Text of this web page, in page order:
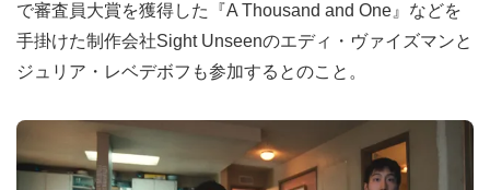
で審査員大賞を獲得した『A Thousand and One』などを
手掛けた制作会社Sight Unseenのエディ・ヴァイズマンと
ジュリア・レベデボフも参加するとのこと。